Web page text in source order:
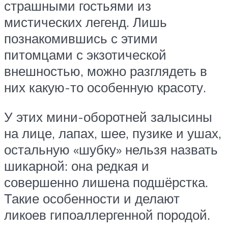
страшными гостьями из
мистических легенд. Лишь
познакомившись с этими
питомцами с экзотической
внешностью, можно разглядеть в
них какую-то особенную красоту.
У этих мини-оборотней залысины
на лице, лапах, шее, пузике и ушах,
остальную «шубку» нельзя назвать
шикарной: она редкая и
совершенно лишена подшёрстка.
Такие особенности и делают
ликоев гипоаллергенной породой.